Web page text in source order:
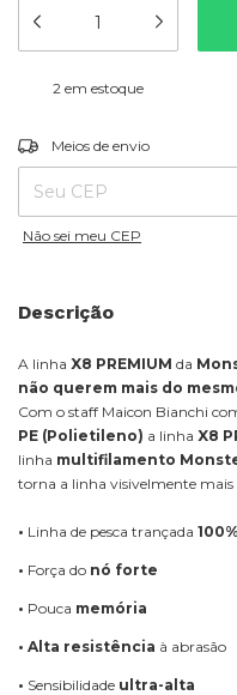
2 em estoque
Entregas para o CEP:
Meios de envio
Não sei meu CEP
Descrição
A linha X8 PREMIUM da
não querem mais do
Com o staff Maicon Bianchi
PE (Polietileno) a linha X8
linha multifilamento
torna a linha visivelmente mais
• Linha de pesca trançada
• Força do nó forte
• Pouca memória
• Alta resistência à abrasão
• Sensibilidade ultra-alta